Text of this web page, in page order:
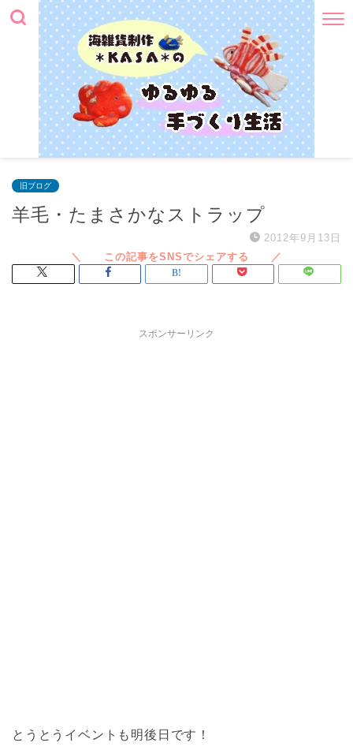
旧ブログ
羊毛・たまさかなストラップ
2012年9月13日
スポンサーリンク
とうとうイベントも明後日です！